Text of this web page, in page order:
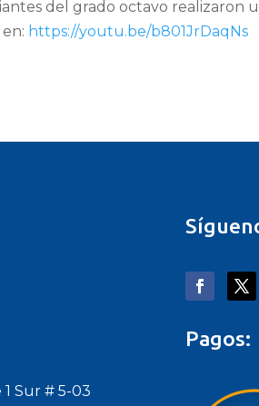
del grado octavo
https://youtu.be/b801JrDaqNs
Sur # 5-03
Pagos: